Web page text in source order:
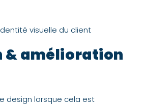
visuelle du client
& amélioration
design lorsque cela est